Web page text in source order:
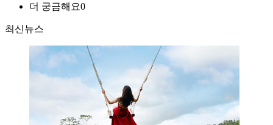
더 궁금해요0
최신뉴스